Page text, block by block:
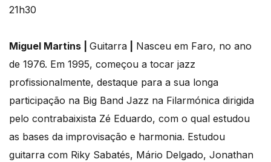
Miguel Martins | Guitarra
Nasceu em Faro, no ano
de 1976. Em 1995, começou a tocar jazz
profissionalmente, destaque para a sua longa
participação na Big Band Jazz na Filarmónica dirigida
pelo contrabaixista Zé Eduardo, com o qual estudou
as bases da improvisação e harmonia. Estudou
guitarra com Riky Sabatés, Mário Delgado, Jonathan